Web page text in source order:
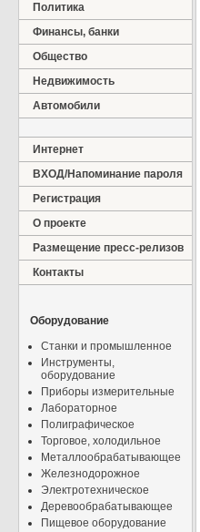
Политика
Финансы, банки
Общество
Недвижимость
Автомобили
Интернет
ВХОД/Напоминание пароля
Регистрация
О проекте
Размещение пресс-релизов
Контакты
Оборудование
Станки и промышленное
Инструменты,
оборудование
Приборы измерительные
Лабораторное
Полиграфическое
Торговое, холодильное
Металлообрабатывающее
Железнодорожное
Электротехническое
Деревообрабатывающее
Пищевое оборудование